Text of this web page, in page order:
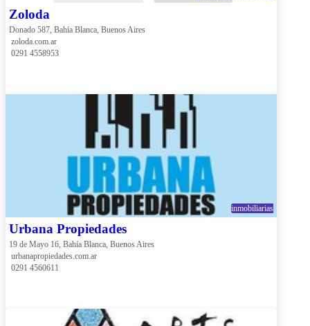
Zoloda
Donado 587, Bahía Blanca, Buenos Aires
zoloda.com.ar
0291 4558953
inmobiliarias
Urbana Propiedades
19 de Mayo 16, Bahía Blanca, Buenos Aires
urbanapropiedades.com.ar
0291 4560611